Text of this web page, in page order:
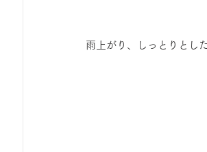
雨上がり、しっとりとし